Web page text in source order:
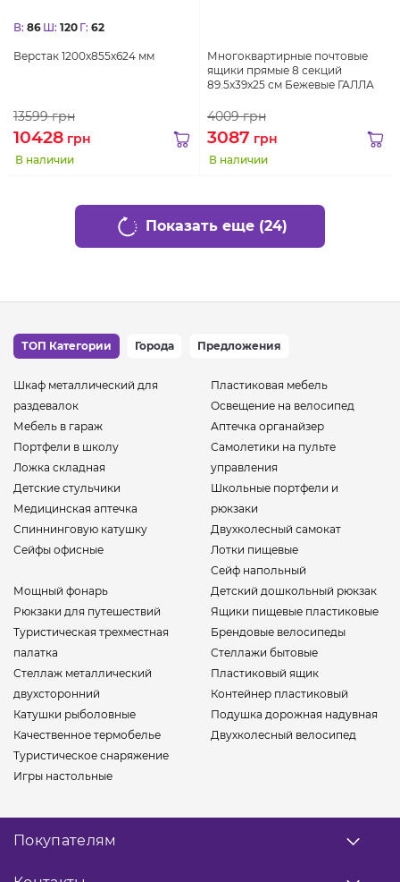
В: 86 Ш: 120 Г: 62
Верстак 1200х855х624 мм
13599грн
10428 грн
В наличии
Многоквартирные почтовые
ящики прямые 8 секций
89.5х39х25 см Бежевые ГАЛЛА
4009грн
3087 грн
В наличии
Показать еще (24)
ТОП Категории Города Предложения
Шкаф металлический для
раздевалок
Мебель в гараж
Портфели в школу
Ложка складная
Детские стульчики
Медицинская аптечка
Спиннинговую катушку
Сейфы офисные
Пластиковая мебель
Освещение на велосипед
Аптечка органайзер
Самолетики на пульте
управления
Школьные портфели и
рюкзаки
Двухколесный самокат
Лотки пищевые
Сейф напольный
Мощный фонарь
Рюкзаки для путешествий
Туристическая трехместная
палатка
Стеллаж металлический
двухсторонний
Катушки рыболовные
Качественное термобелье
Туристическое снаряжение
Игры настольные
Детский дошкольный рюкзак
Ящики пищевые пластиковые
Брендовые велосипеды
Стеллажи бытовые
Пластиковый ящик
Контейнер пластиковый
Подушка дорожная надувная
Двухколесный велосипед
Покупателям
О нас